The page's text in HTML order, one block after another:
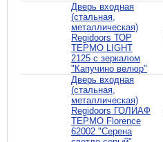
Дверь входная
(стальная,
металлическая)
Regidoors ТОР
ТЕРМО LIGHT
2125 с зеркалом
"Капучино велюр"
Дверь входная
(стальная,
металлическая)
Regidoors ГОЛИАФ
ТЕРМО Florence
62002 "Серена